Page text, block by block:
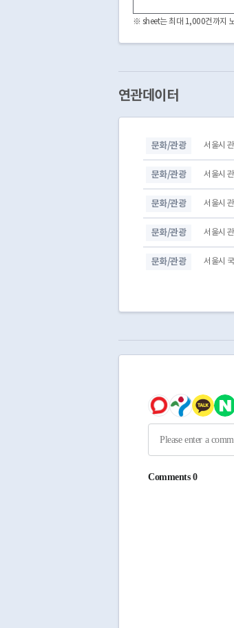
※ sheet는 최대 1,000건까지
연관데이터
문화/관광 서울시
문화/관광 서울시
문화/관광 서울시
문화/관광 서울시
문화/관광 서울시